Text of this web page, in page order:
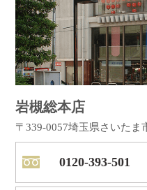
岩槻総本店
〒339-0057埼玉県さいたま
0120-393-501